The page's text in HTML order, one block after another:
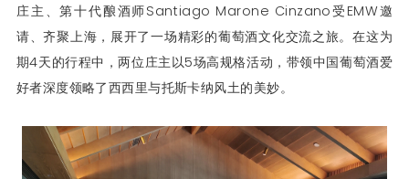
庄主、第十代酿酒师Santiago Marone Cinzano受EMW邀
请、齐聚上海，展开了一场精彩的葡萄酒文化交流之旅。在这为
期4天的行程中，两位庄主以5场高规格活动，带领中国葡萄酒爱
好者深度领略了西西里与托斯卡纳风土的美妙。